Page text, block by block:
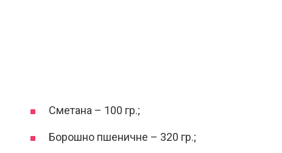
Сметана – 100 гр.;
Борошно пшеничне – 320 гр.;